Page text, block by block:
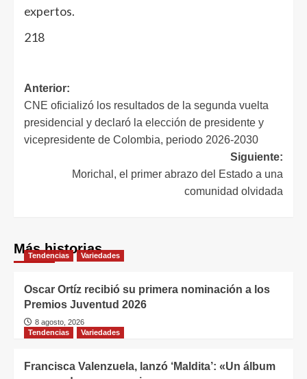
expertos.
218
Anterior:
CNE oficializó los resultados de la segunda vuelta
presidencial y declaró la elección de presidente y
vicepresidente de Colombia, periodo 2026-2030
Siguiente:
Morichal, el primer abrazo del Estado a una
comunidad olvidada
Más historias
Tendencias Variedades
Oscar Ortíz recibió su primera nominación a los
Premios Juventud 2026
8 agosto, 2026
Tendencias
Variedades
Francisca Valenzuela, lanzó ‘Maldita’: «Un álbum